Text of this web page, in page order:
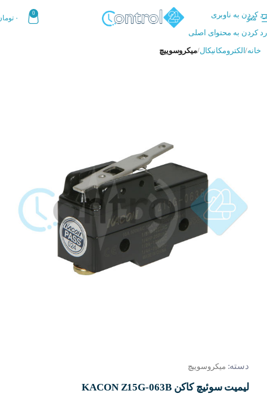
رد کردن به ناوبری
رد کردن به محتوای اصلی
منو
0
۰
خانه الکترومکانیکال میکروسوییچ
دسته: میکروسوییچ
لیمیت سوئیچ کاکن KACON Z15G-063B